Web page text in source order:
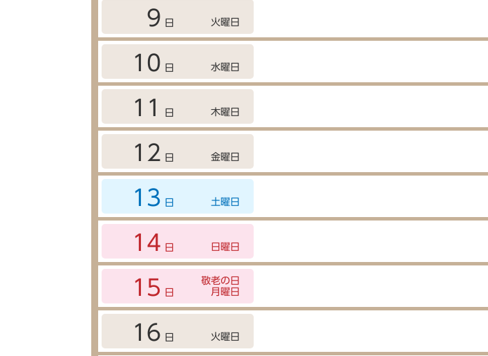
9 日 火曜日
10 日 水曜日
11 日 木曜日
12 日 金曜日
13 日 土曜日
14 日 日曜日
15 日
敬老の日
月曜日
16 日 火曜日